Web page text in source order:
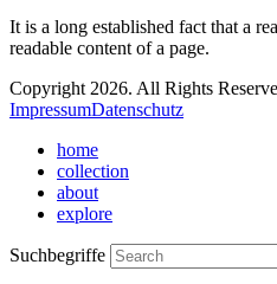
It is a long established fact that a
readable content of a page.
Copyright 2026. All Rights
ImpressumDatenschutz
home
collection
about
explore
Suchbegriffe